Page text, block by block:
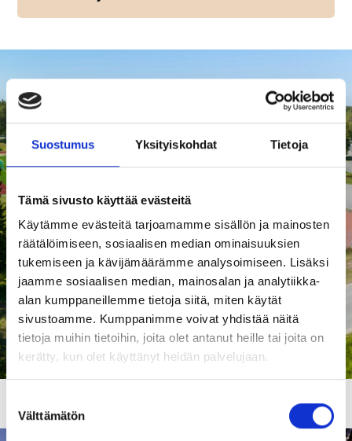
Suostumus Yksityiskohdat Tietoja
Tämä sivusto käyttää evästeitä
Käytämme evästeitä tarjoamamme sisällön ja mainosten
räätälöimiseen, sosiaalisen median ominaisuuksien
tukemiseen ja kävijämäärämme analysoimiseen. Lisäksi
jaamme sosiaalisen median, mainosalan ja analytiikka-
alan kumppaneillemme tietoja siitä, miten käytät
sivustoamme. Kumppanimme voivat yhdistää näitä
tietoja muihin tietoihin, joita olet antanut heille tai joita on
kerätty, kun olet käyttänyt heidän palvelujaan.
valinta
Välttämätön